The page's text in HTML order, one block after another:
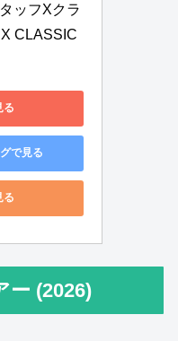
ッフXクラ
CLASSIC
る
で見る
る
ー (2026)